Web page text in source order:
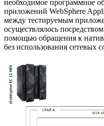
необходимое программное
приложений WebSphere
между тестируемым
осуществлялось
помощью обращения к
без использования сетевых